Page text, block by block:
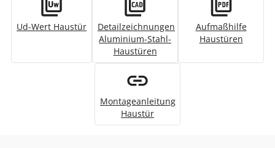
Ud-Wert Haustür
Detailzeichnungen
Aluminium-Stahl-
Haustüren
Aufmaßhilfe
Haustüren
Montageanleitung
Haustür